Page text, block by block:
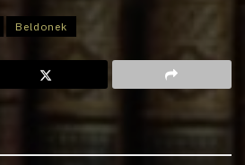
Beldonek